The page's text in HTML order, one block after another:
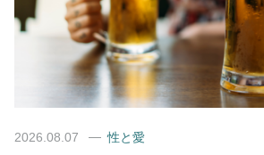
2026.08.07 性と愛